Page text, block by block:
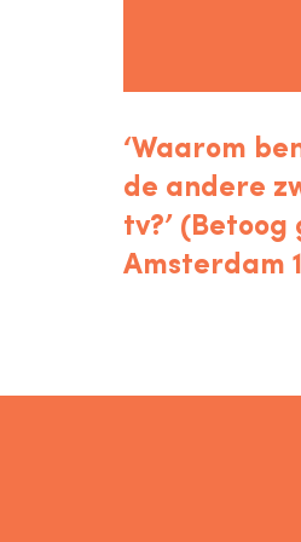
‘Waarom
de andere
tv?’
Amsterdam